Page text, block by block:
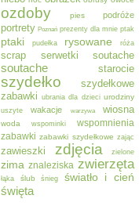
ozdoby pies podróże
portrety Poznań prezenty dla mnie ptak
ptaki pudełka rysowane róża
scrap serwetki soutache
soutache starocie
szydełko
szydełkowe
zabawki ubrania dla dzieci urodziny
uszyte wakacje warzywa wiosna
woda wspominki
wspomnienia
zabawki zabawki szydełkowe zając
zawieszki zdjęcia zielone
zima znaleziska zwierzęta
łąka ślub śnieg światło i cień
święta